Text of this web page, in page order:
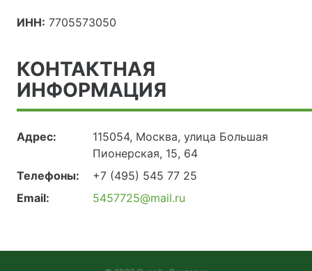
ИНН: 7705573050
КОНТАКТНАЯ
ИНФОРМАЦИЯ
Адрес:
115054, Москва, улица Большая
Пионерская, 15, 64
Телефоны:
+7 (495) 545 77 25
Email:
5457725@mail.ru